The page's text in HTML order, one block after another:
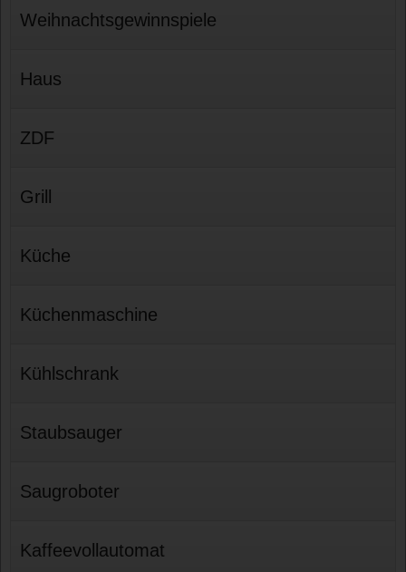
Weihnachtsgewinnspiele
Haus
ZDF
Grill
Küche
Küchenmaschine
Kühlschrank
Staubsauger
Saugroboter
Kaffeevollautomat